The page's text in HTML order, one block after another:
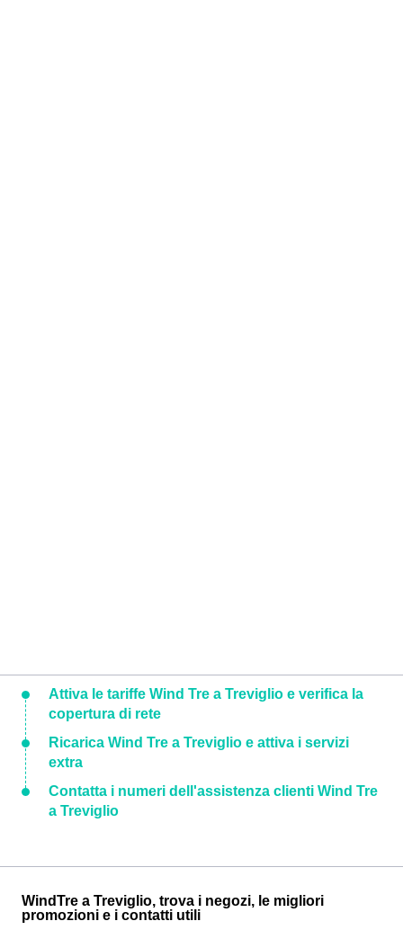
Attiva le tariffe Wind Tre a Treviglio e verifica la
copertura di rete
Ricarica Wind Tre a Treviglio e attiva i servizi
extra
Contatta i numeri dell'assistenza clienti Wind Tre
a Treviglio
WindTre a Treviglio, trova i negozi, le migliori
promozioni e i contatti utili